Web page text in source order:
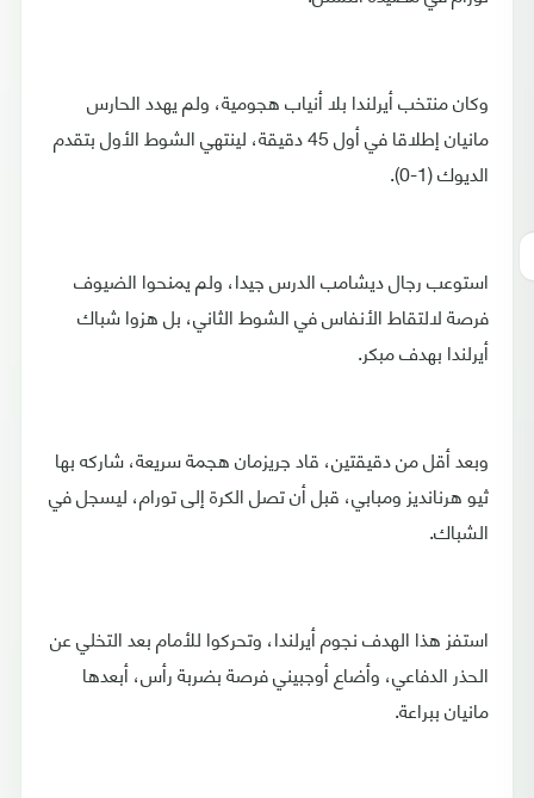
وكان منتخب أيرلندا بلا أنياب هجومية، ولم يهدد الحارس
مانيان إطلاقا في أول 45 دقيقة، لينتهي الشوط الأول بتقدم
الديوك (1-0).
استوعب رجال ديشامب الدرس جيدا، ولم يمنحوا الضيوف
فرصة لالتقاط الأنفاس في الشوط الثاني، بل هزوا شباك
أيرلندا بهدف مبكر.
وبعد أقل من دقيقتين، قاد جريزمان هجمة سريعة، شاركه بها
ثيو هرنانديز ومبابي، قبل أن تصل الكرة إلى تورام، ليسجل في
الشباك.
استفز هذا الهدف نجوم أيرلندا، وتحركوا للأمام بعد التخلي عن
الحذر الدفاعي، وأضاع أوجبيني فرصة بضربة رأس، أبعدها
مانيان ببراعة.